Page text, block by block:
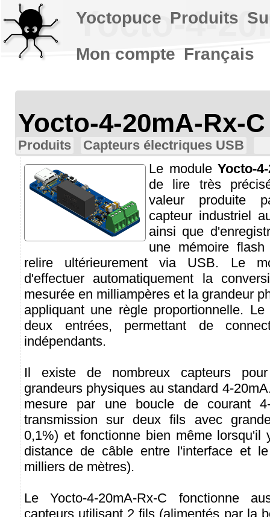
Yocto-4-
Yocto-4-20mA-Rx-C
Produits
Capteurs électriques USB
Le moduleYocto-
de lire très
valeur produite
capteur industriel
ainsi que
une mémoire
relire ultérieurement via USB. Le
d'effectuer automatiquement la
mesurée en milliampères et la grandeur
appliquant une règle proportionnelle.
deux entrées, permettant de
indépendants.
Il existe de nombreux capteurs
grandeurs physiques au standard 4-
mesure par une boucle de courant
transmission sur deux fils avec
0,1%) et fonctionne bien même lorsqu'il
distance de câble entre l'interface et
milliers de mètres).
Le Yocto-4-20mA-Rx-C fonctionne
capteurs utilisant 2 fils (alimentés par la
Yoctopuce Produits
Mon compte Français